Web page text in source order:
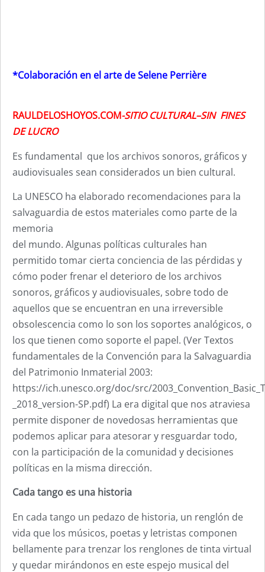
*Colaboración en el arte de Selene Perrière
RAULDELOSHOYOS.COM-SITIO CULTURAL–SIN FINES
DE LUCRO
Es fundamental que los archivos sonoros, gráficos y
audiovisuales sean considerados un bien cultural.
La UNESCO ha elaborado recomendaciones para la
salvaguardia de estos materiales como parte de la
memoria
del mundo. Algunas políticas culturales han
permitido tomar cierta conciencia de las pérdidas y
cómo poder frenar el deterioro de los archivos
sonoros, gráficos y audiovisuales, sobre todo de
aquellos que se encuentran en una irreversible
obsolescencia como lo son los soportes analógicos, o
los que tienen como soporte el papel. (Ver Textos
fundamentales de la Convención para la Salvaguardia
del Patrimonio Inmaterial 2003:
https://ich.unesco.org/doc/src/
_2018_version-SP.pdf) La era digital que nos atraviesa
permite disponer de novedosas herramientas que
podemos aplicar para atesorar y resguardar todo,
con la participación de la comunidad y decisiones
políticas en la misma dirección.
Cada tango es una historia
En cada tango un pedazo de historia, un renglón de
vida que los músicos, poetas y letristas componen
bellamente para trenzar los renglones de tinta virtual
y quedar mirándonos en este espejo musical del